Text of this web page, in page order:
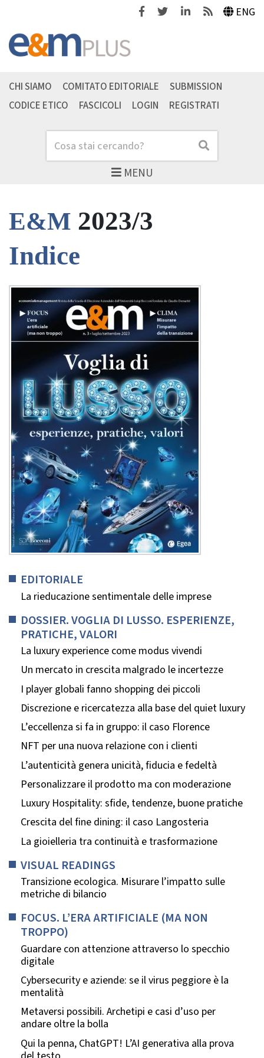
FacebookTwitterLinkedinFeeds ENG
MENU
Cerca Cerca
CHI SIAMO COMITATO EDITORIALE
SUBMISSION
CODICE ETICO
FASCICOLI LOGIN REGISTRATI
E&M 2023/3
Indice
EDITORIALE
La rieducazione sentimentale delle imprese
DOSSIER. VOGLIA DI LUSSO. ESPERIENZE,
PRATICHE, VALORI
La luxury experience come modus vivendi
Un mercato in crescita malgrado le incertezze
I player globali fanno shopping dei piccoli
Discrezione e ricercatezza alla base del quiet luxury
L’eccellenza si fa in gruppo: il caso Florence
NFT per una nuova relazione con i clienti
L’autenticità genera unicità, fiducia e fedeltà
Personalizzare il prodotto ma con moderazione
Luxury Hospitality: sfide, tendenze, buone pratiche
Crescita del fine dining: il caso Langosteria
La gioielleria tra continuità e trasformazione
VISUAL READINGS
Transizione ecologica. Misurare l’impatto sulle
metriche di bilancio
FOCUS. L’ERA ARTIFICIALE (MA NON
TROPPO)
Guardare con attenzione attraverso lo specchio
digitale
Cybersecurity e aziende: se il virus peggiore è la
mentalità
Metaversi possibili. Archetipi e casi d’uso per
andare oltre la bolla
Qui la penna, ChatGPT! L’AI generativa alla prova